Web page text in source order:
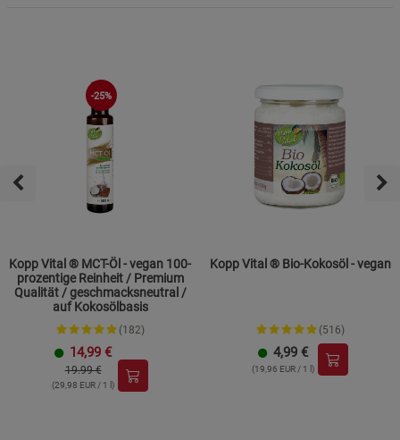
-25%
Kopp Vital ® MCT-Öl - vegan 100-
prozentige Reinheit / Premium
Qualität / geschmacksneutral /
auf Kokosölbasis
(182)
14,99 €
19.99 €
(29,98 EUR / 1 l)
Kopp Vital ® Bio-Kokosöl - vegan
(516)
4,99 €
(19,96 EUR / 1 l)